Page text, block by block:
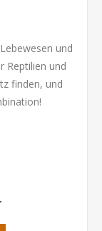
und
Reptilien und
finden, und